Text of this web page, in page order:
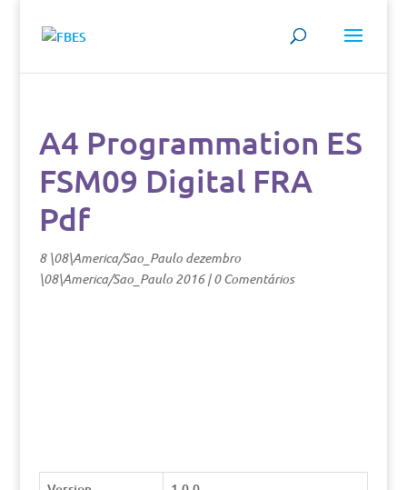
A4 Programmation ES
FSM09 Digital FRA
Pdf
8 \08\America/Sao_Paulo dezembro
\08\America/Sao_Paulo 2016|0 Comentários